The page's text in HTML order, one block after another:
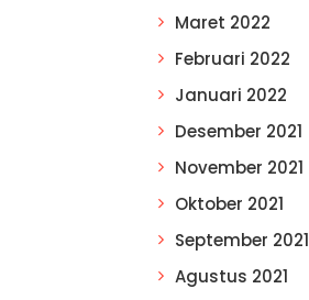
Maret 2022
Februari 2022
Januari 2022
Desember 2021
November 2021
Oktober 2021
September 2021
Agustus 2021